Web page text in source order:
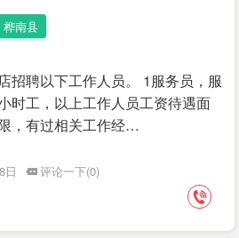
桦南县
招聘以下工作人员。 1服务员，服
时工，以上工作人员工资待遇面
，有过相关工作经…
日
评论一下(0)